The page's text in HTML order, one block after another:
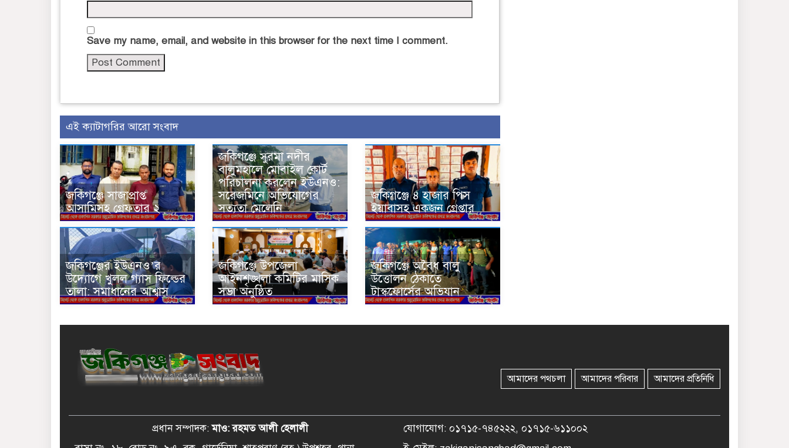
Save my name, email, and website in this browser for the next time I comment.
এই ক্যাটাগরির আরো সংবাদ
জকিগঞ্জে সাজাপ্রাপ্ত
আসামিসহ গ্রেফতার ২
জকিগঞ্জে সুরমা নদীর
বালুমহালে মোবাইল কোর্ট
পরিচালনা করলেন ইউএনও:
সরেজমিনে অভিযোগের
সত্যতা মেলেনি
জকিগঞ্জে ৪ হাজার পিস
ইয়াবাসহ একজন গ্রেপ্তার
জকিগঞ্জের ইউএনও’র
উদ্যোগে খুলল গ্যাস ফিল্ডের
তালা: সমাধানের আশ্বাস
জকিগঞ্জে উপজেলা
আইনশৃঙ্খলা কমিটির মাসিক
সভা অনুষ্ঠিত
জকিগঞ্জে অবৈধ বালু
উত্তোলন ঠেকাতে
টাস্কফোর্সের অভিযান
আমাদের পথচলা আমাদের পরিবার আমাদের প্রতিনিধি
প্রধান সম্পাদক:মাও: রহমত আলী হেলালী
যোগাযোগ: ০১৭১৫-৭৪৫২২২, ০১৭১৫-৬১১০০২